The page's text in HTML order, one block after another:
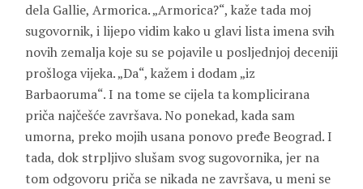
dela Gallie, Armorica. „Armorica?“, kaže tada moj
sugovornik, i lijepo vidim kako u glavi lista imena svih
novih zemalja koje su se pojavile u posljednjoj deceniji
prošloga vijeka. „Da“, kažem i dodam „iz
Barbaoruma“. I na tome se cijela ta komplicirana
priča najčešće završava. No ponekad, kada sam
umorna, preko mojih usana ponovo pređe Beograd. I
tada, dok strpljivo slušam svog sugovornika, jer na
tom odgovoru priča se nikada ne završava, u meni se